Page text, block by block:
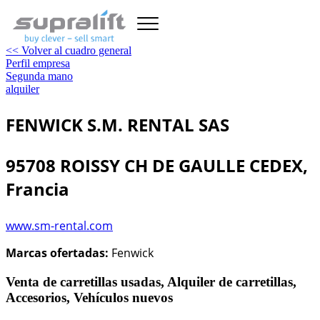
<< Volver al cuadro general
Perfil empresa
Segunda mano
alquiler
FENWICK S.M. RENTAL SAS
95708 ROISSY CH DE GAULLE CEDEX,
Francia
www.sm-rental.com
Marcas ofertadas: Fenwick
Venta de carretillas usadas, Alquiler de carretillas,
Accesorios, Vehículos nuevos